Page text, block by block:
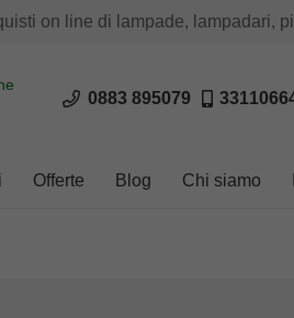
on line di lampade, lampadari,
0883 895079
Offerte Blog Chi siamo